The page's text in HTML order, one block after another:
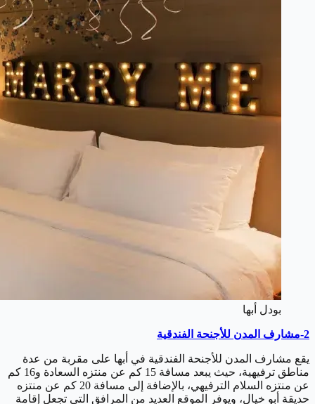
بودل أبها
2-مشارف المدن للأجنحة الفندقية
يقع مشارف المدن للأجنحة الفندقية في أبها على مقربة من عدة
مناطق ترفيهية، حيث يبعد مسافة 15 كم عن منتزه السعادة و16 كم
عن منتزه السلام الترفيهي، بالإضافة إلى مسافة 20 كم عن منتزه
حديقة أبو خيال، ويوفر الموقع العديد من المرافق التي تجعل إقامة